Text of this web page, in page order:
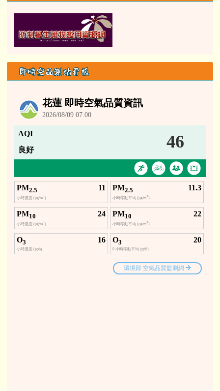
即時空品測站看板